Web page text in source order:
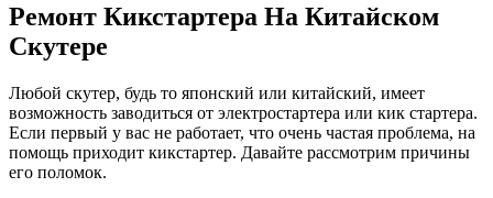
Ремонт Кикстартера На Китайском
Скутере
Любой скутер, будь то японский или китайский, имеет
возможность заводиться от электростартера или кик стартера.
Если первый у вас не работает, что очень частая проблема, на
помощь приходит кикстартер. Давайте рассмотрим причины
его поломок.